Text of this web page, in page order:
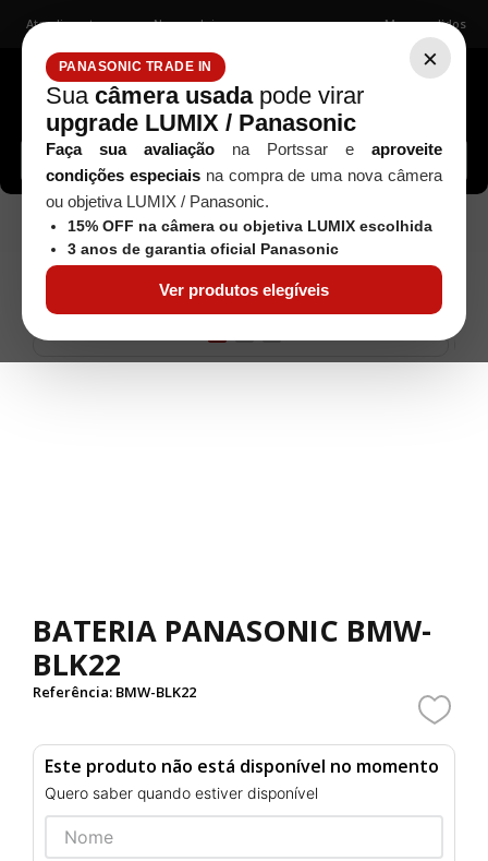
×
PANASONIC TRADE IN
Sua câmera usadapode virar
upgrade LUMIX / Panasonic
Faça sua avaliação na Portssar e aproveite
condições especiaisna compra de uma nova câmera
ou objetiva LUMIX / Panasonic.
15% OFF na câmera ou objetiva LUMIX escolhida
3 anos de garantia oficial Panasonic
Ver produtos elegíveis
Atendimento Nossas lojas Meus pedidos
Buscar câmeras, lentes, acessórios...
Acessórios Pilhas, Baterias e Carregadores
PANASONIC BMW-BLK22
BATERIA PANASONIC BMW-
BLK22
Referência: BMW-BLK22
Este produto não está disponível no momento
Quero saber quando estiver disponível